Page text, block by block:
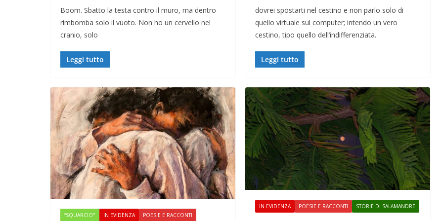
Boom. Sbatto la testa contro il muro, ma dentro
rimbomba solo il vuoto. Non ho un cervello nel
cranio, solo
Leggi tutto
dovrei spostarti nel cestino e non parlo solo di
quello virtuale sul computer; intendo un vero
cestino, tipo quello dell’indifferenziata.
Leggi tutto
“SQUARCIO" IN EVIDENZA POESIE E RACCONTI
IN EVIDENZA POESIE E RACCONTI STORIE DI SALAMANDRE